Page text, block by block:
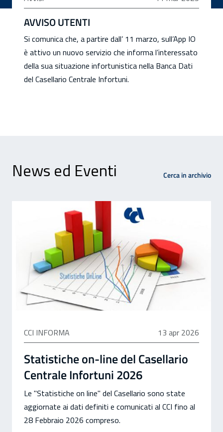
AVVISO UTENTI
Si comunica che, a partire dall’ 11 marzo, sull’App IO
è attivo un nuovo servizio che informa l’interessato
della sua situazione infortunistica nella Banca Dati
del Casellario Centrale Infortuni.
News ed Eventi Cerca in archivio
CCI INFORMA 13 aprile 2026
13 apr 2026
Statistiche on-line del Casellario
Centrale Infortuni 2026
Le "Statistiche on line" del Casellario sono state
aggiornate ai dati definiti e comunicati al CCI fino al
28 Febbraio 2026 compreso.